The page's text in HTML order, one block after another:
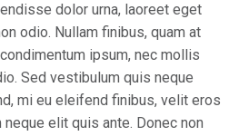
dolor urna, laoreet eget
odio. Nullam finibus, quam at
ipsum, nec mollis
Sed vestibulum quis neque
mi eu eleifend finibus, velit eros
elit quis ante. Donec non